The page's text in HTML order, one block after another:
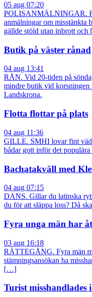
05 aug 07:20
POLISANMÄLNINGAR.
anmälningar om misstänkta
gällde stöld utan inbrott
Butik på väster rånad
04 aug 13:41
RÅN. Vid 20-tiden på
mindre butik vid korsningen
Landskrona.
Flotta flottar på plats
04 aug 11:36
GILLE. SMHI lovar fint
bådar gott inför det
Bachatakväll med
04 aug 07:15
DANS. Gillar du latinska
du för att släppa loss? Då
Fyra unga män har
03 aug 16:18
RÄTTEGÅNG. Fyra män
stämningsansökan ha
[…]
Turist misshandlades